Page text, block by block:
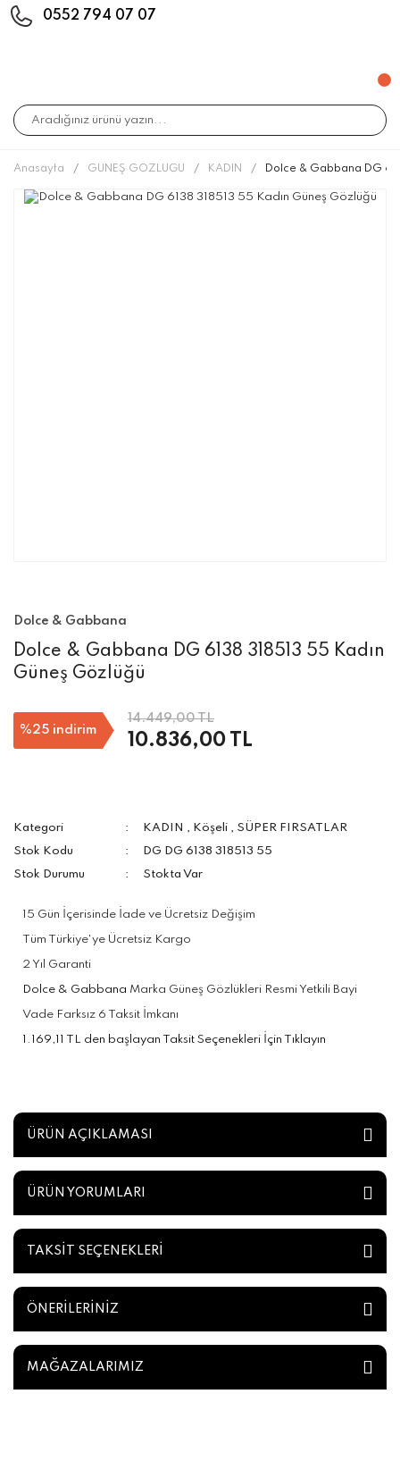
0552 794 07 07
Anasayfa GÜNEŞ GÖZLÜĞÜ KADIN Dolce & Gabbana DG
Dolce & Gabbana
Dolce & Gabbana DG 6138 318513 55 Kadın
Güneş Gözlüğü
%25 indirim
14.449,00 TL
10.836,00 TL
Kategori KADIN , Köşeli , SÜPER FIRSATLAR
Stok Kodu
DG DG 6138 318513 55
Stok Durumu
Stokta Var
15 Gün İçerisinde İade ve Ücretsiz Değişim
Tüm Türkiye'ye Ücretsiz Kargo
2 Yıl Garanti
Dolce & Gabbana Marka Güneş Gözlükleri Resmi Yetkili Bayi
Vade Farksız 6 Taksit İmkanı
1.169,11 TL den başlayan Taksit Seçenekleri İçin Tıklayın
ÜRÜN AÇIKLAMASI
ÜRÜN YORUMLARI
TAKSİT SEÇENEKLERİ
ÖNERİLERİNİZ
MAĞAZALARIMIZ